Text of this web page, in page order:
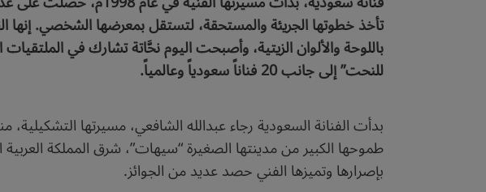
تأخذ خطوتها الجريئة والمستحقة، لتستقل بمعرضها الشخصي. إنها
باللوحة والألوان الزيتية، وأصبحت اليوم نحَّاتة تشارك في
للنحت” إلى جانب 20 فناناً سعودياً وعالمياً.
طموحها الكبير من مدينتها الصغيرة “سيهات”، شرق المملكة
بإصرارها وتميزها الفني حصد عديد من الجوائز.